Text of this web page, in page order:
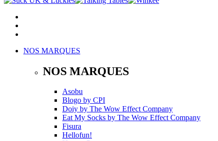
NOS MARQUES
NOS MARQUES
Asobu
Blogo by CPI
Doiy by The Wow Effect Company
Eat My Socks by The Wow Effect Company
Fisura
Hellofun!